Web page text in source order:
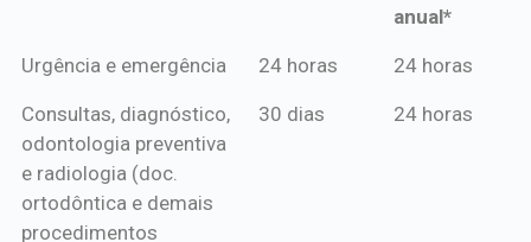
anual*
*Procedimentos Amil
*Pagamento
mensal*
*Pagamento
de crédito
Urgência e emergência 24 horas 24 horas
Consultas, diagnóstico,
odontologia preventiva
e radiologia (doc.
ortodôntica e demais
procedimentos
30 dias 24 horas